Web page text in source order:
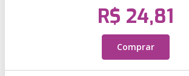
R$ 24,81
Comprar